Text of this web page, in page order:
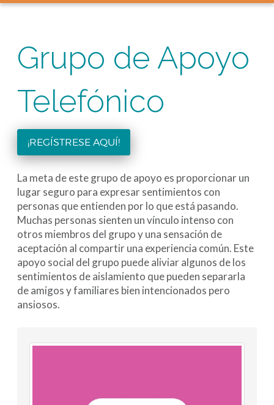
Grupo de Apoyo
Telefónico
¡REGÍSTRESE AQUÍ!
La meta de este grupo de apoyo es proporcionar un
lugar seguro para expresar sentimientos con
personas que entienden por lo que está pasando.
Muchas personas sienten un vínculo intenso con
otros miembros del grupo y una sensación de
aceptación al compartir una experiencia común. Este
apoyo social del grupo puede aliviar algunos de los
sentimientos de aislamiento que pueden separarla
de amigos y familiares bien intencionados pero
ansiosos.